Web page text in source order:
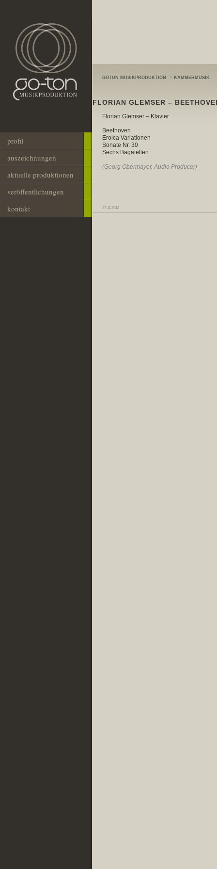
profil
auszeichnungen
aktuelle produktionen
veröffentlichungen
kontakt
GOTON MUSIKPRODUKTION > KAMMERMUSIK
FLORIAN GLEMSER –
Florian Glemser – Klavier
Beethoven
Eroica Variationen
Sonate Nr. 30
Sechs Bagatellen
(Georg Obermayer, Audio Producer)
27.11.2018